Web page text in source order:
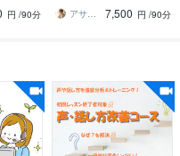
円 /90分
きる居場所として✨
アサヒノ【悩み相談×メンタルパートナー】
7,500 円 /90分